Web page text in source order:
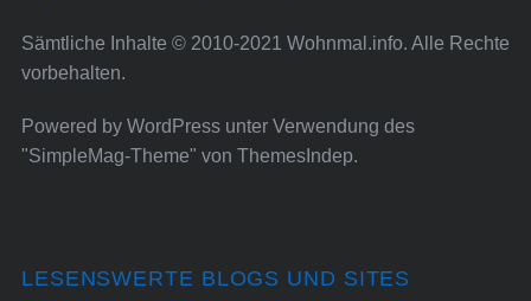
Sämtliche Inhalte © 2010-2021 Wohnmal.info. Alle Rechte
vorbehalten.
Powered by WordPressunter Verwendung des
"SimpleMag-Theme" von ThemesIndep.
LESENSWERTE BLOGS UND SITES